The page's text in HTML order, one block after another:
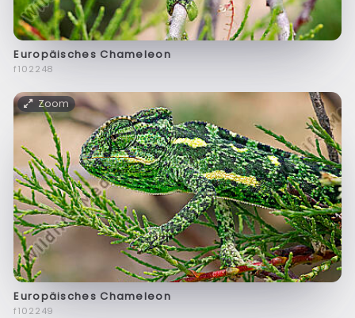
Europäisches Chameleon
f102248
Zoom
Europäisches Chameleon
f102249